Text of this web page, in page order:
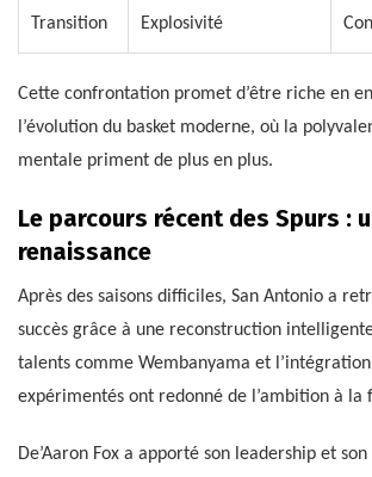
Transition Explosivité
Cette confrontation promet d’être riche en
l’évolution du basket moderne, où la
mentale priment de plus en plus.
Le parcours récent des Spurs :
renaissance
Après des saisons difficiles, San Antonio a
succès grâce à une reconstruction
talents comme Wembanyama et
expérimentés ont redonné de l’ambition à la
De’Aaron Fox a apporté son leadership et